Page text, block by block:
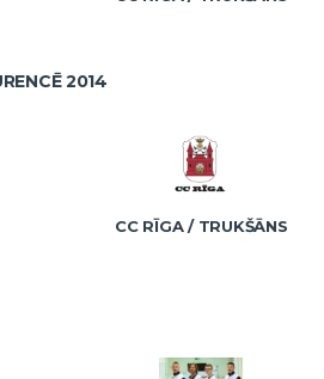
2014
CC RĪGA / TRUKŠĀNS